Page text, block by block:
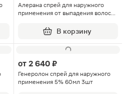
Алерана спрей для наружного
применения от выпадения волос
В корзину
от 2 640 ₽
Генеролон спрей для наружного
применения 5% 60мл 3шт